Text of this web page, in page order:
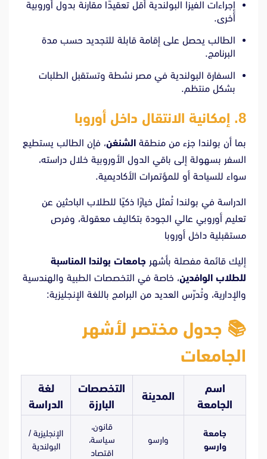
إجراءات الفيزا البولندية أقل تعقيدًا مقارنة بدول أوروبية
أخرى.
الطالب يحصل على إقامة قابلة للتجديد حسب مدة
البرنامج.
السفارة البولندية في مصر نشطة وتستقبل الطلبات
بشكل منتظم.
8. إمكانية الانتقال داخل أوروبا
بما أن بولندا جزء من منطقة الشنغن، فإن الطالب يستطيع
السفر بسهولة إلى باقي الدول الأوروبية خلال دراسته،
سواء للسياحة أو للمؤتمرات الأكاديمية.
الدراسة في بولندا تُمثل خيارًا ذكيًا للطلاب الباحثين عن
تعليم أوروبي عالي الجودة بتكاليف معقولة، وفرص
مستقبلية داخل أوروبا
إليك قائمة مفصلة بأشهر جامعات بولندا المناسبة
للطلاب الوافدين، خاصة في التخصصات الطبية والهندسية
والإدارية، وتُدرّس العديد من البرامج باللغة الإنجليزية:
📚 جدول مختصر لأشهر
الجامعات
اسم
الجامعة
المدينة
التخصصات
البارزة
لغة
الدراسة
جامعة
وارسو
وارسو
قانون،
سياسة،
اقتصاد
الإنجليزية /
البولندية